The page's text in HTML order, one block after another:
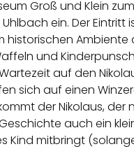
Groß und Klein zum
ein. Der Eintritt
historischen Ambiente
und
auf den
sich auf einen
der Nikolaus, der
auch ein
Kind mitbringt